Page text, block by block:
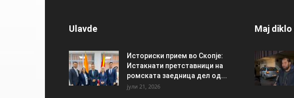
Ulavde
Историски прием во Скопје:
Истакнати претставници на
ромската заедница дел од...
јули 21, 2026
Maj